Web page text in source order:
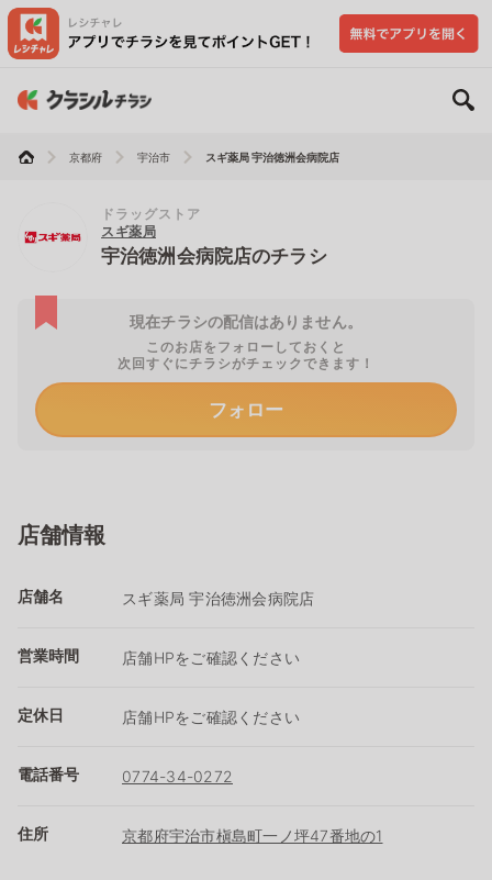
京都府 宇治市 スギ薬局 宇治徳洲会病院店
ドラッグストア
スギ薬局
宇治徳洲会病院店のチラシ
現在チラシの配信はありません。
このお店をフォローしておくと
次回すぐにチラシがチェックできます！
フォロー
店舗情報
店舗名 スギ薬局 宇治徳洲会病院店
営業時間 店舗HPをご確認ください
定休日 店舗HPをご確認ください
電話番号 0774-34-0272
住所 京都府宇治市槇島町一ノ坪47番地の1